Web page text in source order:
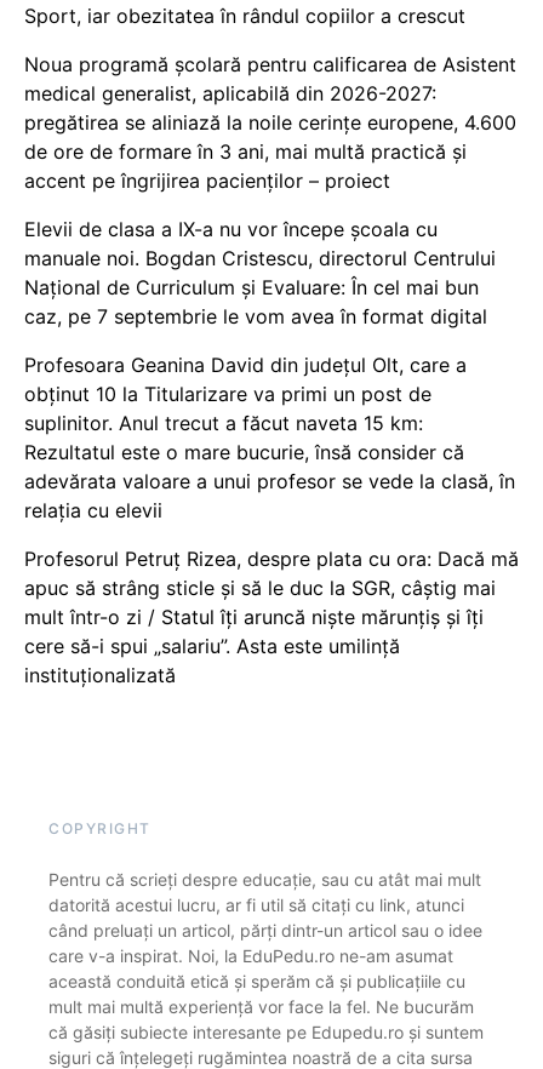
Sport, iar obezitatea în rândul copiilor a crescut
Noua programă școlară pentru calificarea de Asistent
medical generalist, aplicabilă din 2026-2027:
pregătirea se aliniază la noile cerințe europene, 4.600
de ore de formare în 3 ani, mai multă practică și
accent pe îngrijirea pacienților – proiect
Elevii de clasa a IX-a nu vor începe școala cu
manuale noi. Bogdan Cristescu, directorul Centrului
Național de Curriculum și Evaluare: În cel mai bun
caz, pe 7 septembrie le vom avea în format digital
Profesoara Geanina David din județul Olt, care a
obținut 10 la Titularizare va primi un post de
suplinitor. Anul trecut a făcut naveta 15 km:
Rezultatul este o mare bucurie, însă consider că
adevărata valoare a unui profesor se vede la clasă, în
relația cu elevii
Profesorul Petruț Rizea, despre plata cu ora: Dacă mă
apuc să strâng sticle și să le duc la SGR, câștig mai
mult într-o zi / Statul îți aruncă niște mărunțiș și îți
cere să-i spui „salariu”. Asta este umilință
instituționalizată
COPYRIGHT
Pentru că scrieți despre educație, sau cu atât mai mult
datorită acestui lucru, ar fi util să citați cu link, atunci
când preluați un articol, părți dintr-un articol sau o idee
care v-a inspirat. Noi, la EduPedu.ro ne-am asumat
această conduită etică și sperăm că și publicațiile cu
mult mai multă experiență vor face la fel. Ne bucurăm
că găsiți subiecte interesante pe Edupedu.ro și suntem
siguri că înțelegeți rugămintea noastră de a cita sursa